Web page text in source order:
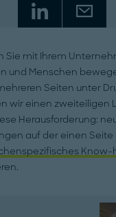
Sie mit Ihrem
und Menschen
Seiten unter
wir einen zweiteiligen
Herausforderung:
auf der einen Seite
Know-